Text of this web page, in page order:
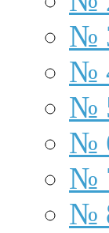
№
№
№
№
№
№